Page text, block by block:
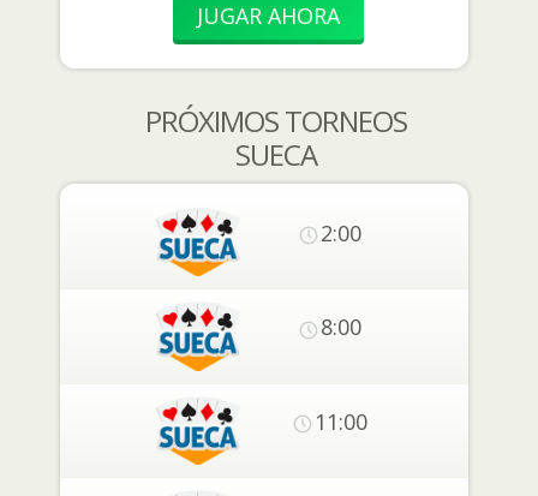
JUGAR AHORA
PRÓXIMOS TORNEOS
SUECA
2:00
8:00
11:00